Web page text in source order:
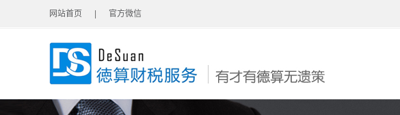
网站首页 官方微信